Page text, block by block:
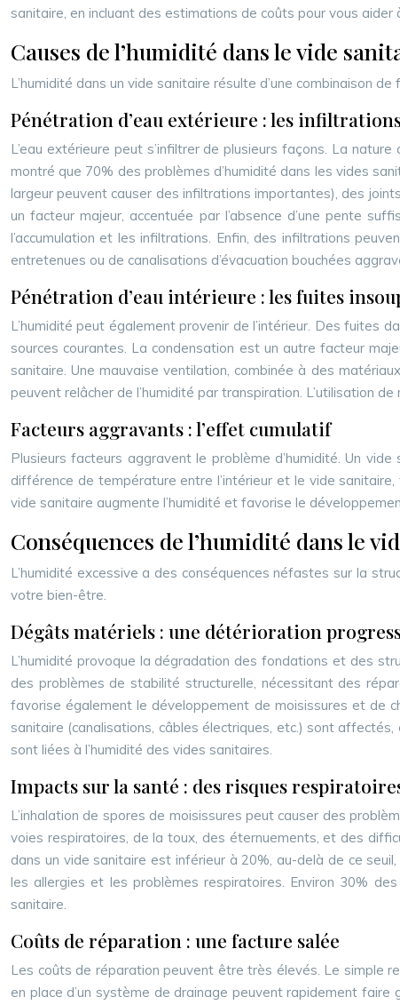
sanitaire, en incluant des estimations de coûts pour vous aider
Causes de l’humidité dans le vide
L’humidité dans un vide sanitaire résulte d’une combinaison
Pénétration d’eau extérieure : les
L’eau extérieure peut s’infiltrer de plusieurs façons. La
montré que 70% des problèmes d’humidité dans les vides
largeur peuvent causer des infiltrations importantes), des
un facteur majeur, accentuée par l’absence d’une pente
l’accumulation et les infiltrations. Enfin, des infiltrations
entretenues ou de canalisations d’évacuation bouchées
Pénétration d’eau intérieure : les fuites
L’humidité peut également provenir de l’intérieur. Des fuites
sources courantes. La condensation est un autre facteur
sanitaire. Une mauvaise ventilation, combinée à des
peuvent relâcher de l’humidité par transpiration. L’utilisation
Facteurs aggravants : l’effet cumulatif
Plusieurs facteurs aggravent le problème d’humidité. Un
différence de température entre l’intérieur et le vide
vide sanitaire augmente l’humidité et favorise le
Conséquences de l’humidité dans le
L’humidité excessive a des conséquences néfastes sur la
votre bien-être.
Dégâts matériels : une détérioration
L’humidité provoque la dégradation des fondations et des
des problèmes de stabilité structurelle, nécessitant des
favorise également le développement de moisissures et de
sanitaire (canalisations, câbles électriques, etc.) sont
sont liées à l’humidité des vides sanitaires.
Impacts sur la santé : des risques
L’inhalation de spores de moisissures peut causer des
voies respiratoires, de la toux, des éternuements, et des
dans un vide sanitaire est inférieur à 20%, au-delà de ce
les allergies et les problèmes respiratoires. Environ 30%
sanitaire.
Coûts de réparation : une facture salée
Les coûts de réparation peuvent être très élevés. Le simple
en place d’un système de drainage peuvent rapidement